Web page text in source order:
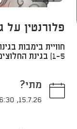
פלורנטין על
חוויית בימבות
1-5) בגינת החלוצים!
מתי?
15.7.26
,